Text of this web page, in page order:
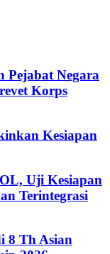
Pejabat Negara
Korps
Kesiapan
Uji Kesiapan
Terintegrasi
8 Th Asian